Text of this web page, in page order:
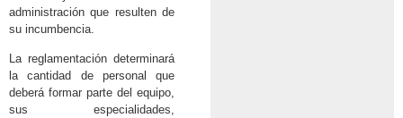
administración que resulten de
su incumbencia.
La reglamentación determinará
la cantidad de personal que
deberá formar parte del equipo,
sus especialidades,